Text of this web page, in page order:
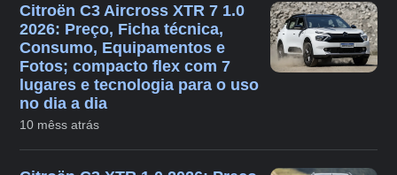
Citroën C3 Aircross XTR 7 1.0
2026: Preço, Ficha técnica,
Consumo, Equipamentos e
Fotos; compacto flex com 7
lugares e tecnologia para o uso
no dia a dia
10 mêss atrás